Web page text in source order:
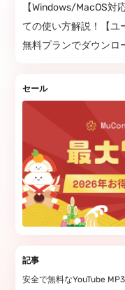
【Windows/MacOS対
ての使い方解説！【ユ
無料プランでダウンロ
セール
記事
安全で無料なYouTube